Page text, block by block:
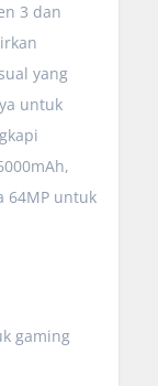
3 dan
yang
untuk
64MP untuk
gaming